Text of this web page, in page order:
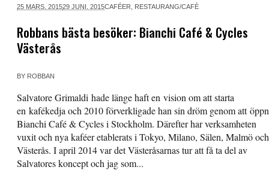
25 MARS, 201529 JUNI, 2015CAFÉER RESTAURANG/CAFÈ
Robbans bästa besöker: Bianchi Café & Cycles
Västerås
BY ROBBAN
Salvatore Grimaldi hade länge haft en vision om att starta
en kafékedja och 2010 förverkligade han sin dröm genom att
Bianchi Café & Cycles i Stockholm. Därefter har verksamheten
vuxit och nya kaféer etablerats i Tokyo, Milano, Sälen, Malmö och
Västerås. I april 2014 var det Västeråsarnas tur att få ta del av
Salvatores koncept och jag som...